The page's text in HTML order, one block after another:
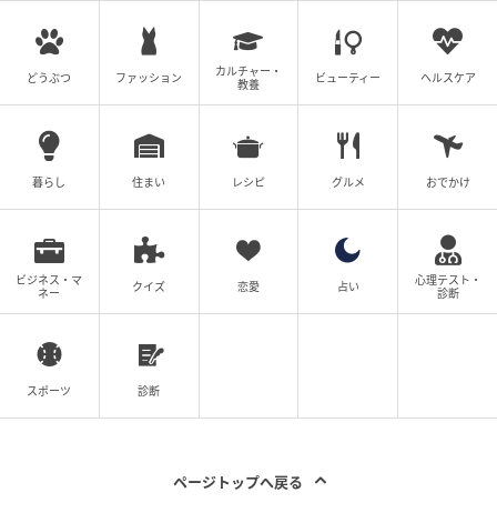
どうぶつ ファッション
カルチャー・
教養
ビューティー ヘルスケア
暮らし 住まい レシピ グルメ おでかけ
ビジネス・マ
ネー
クイズ 恋愛 占い
心理テスト・
診断
スポーツ 診断
ページトップへ戻る